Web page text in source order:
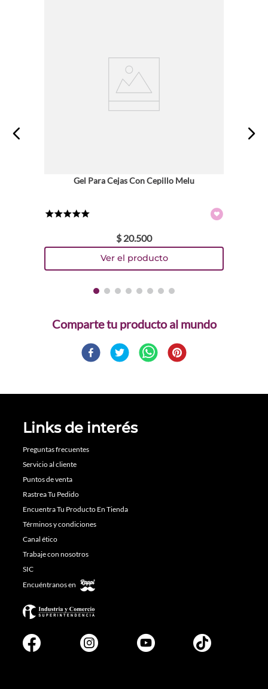
Gel Para Cejas Con Cepillo Melu
$ 20.500
Comparte
Links de interés
Preguntas frecuentes
Servicio al cliente
Puntos de venta
Rastrea Tu Pedido
Encuentra Tu Producto En Tienda
Términos y condiciones
Canal ético
Trabaje con nosotros
SIC
Encuéntranos en